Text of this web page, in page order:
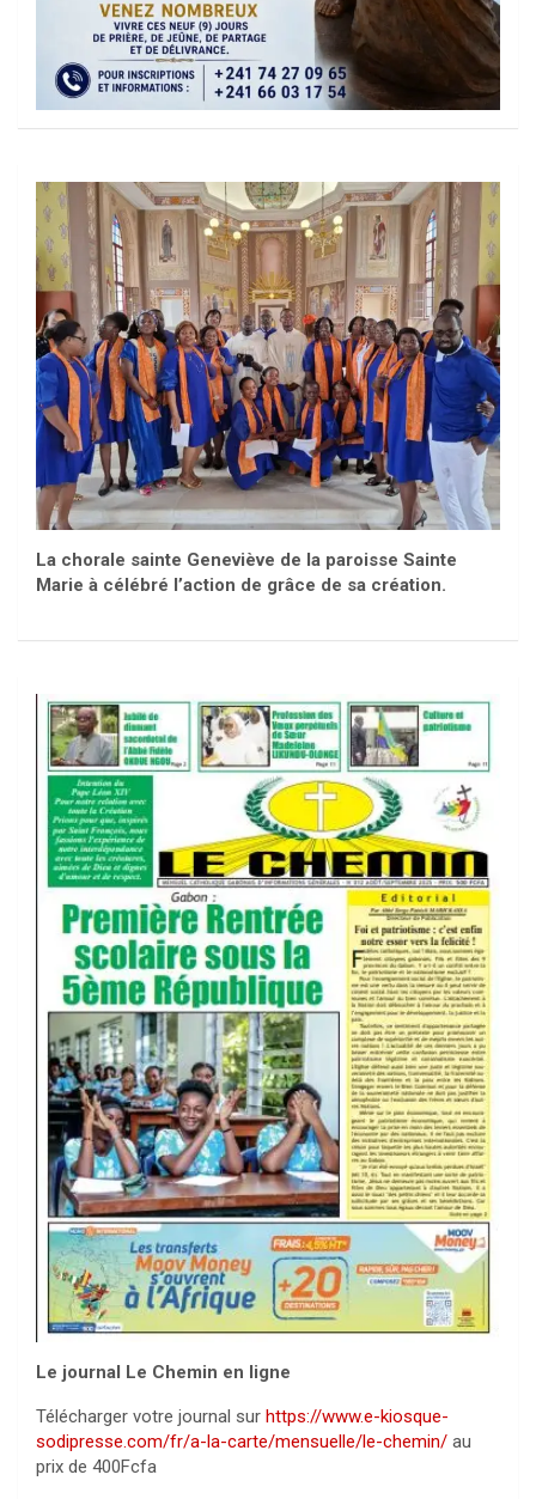
La chorale sainte Geneviève de la paroisse Sainte
Marie à célébré l’action de grâce de sa création.
Le journal Le Chemin en ligne
Télécharger votre journal sur https://www.e-kiosque-
sodipresse.com/fr/a-la-carte/mensuelle/le-chemin/ au
prix de 400Fcfa